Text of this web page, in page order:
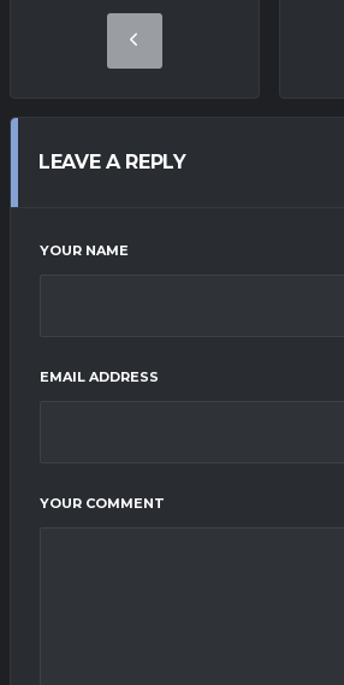
LEAVE A REPLY
YOUR NAME
EMAIL ADDRESS
YOUR COMMENT